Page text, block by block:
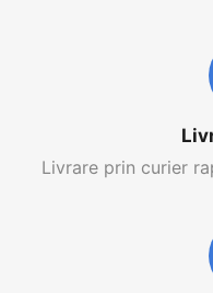
Livrare prin curier